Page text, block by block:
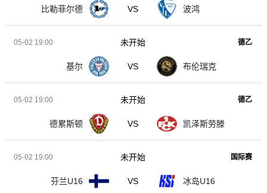
比勒菲尔德 VS 波鸿
05-02 19:00 德乙
基尔 VS 布伦瑞克
未开始
05-02 19:00 德乙
德累斯顿 VS 凯泽斯劳滕
未开始
05-02 19:00 国际赛
芬兰U16 VS 冰岛U16
未开始